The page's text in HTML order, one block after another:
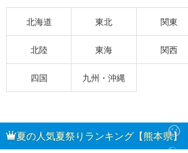
北海道 東北 関東
北陸 東海 関西
四国 九州・沖縄
夏の人気夏祭りランキング【熊本県】